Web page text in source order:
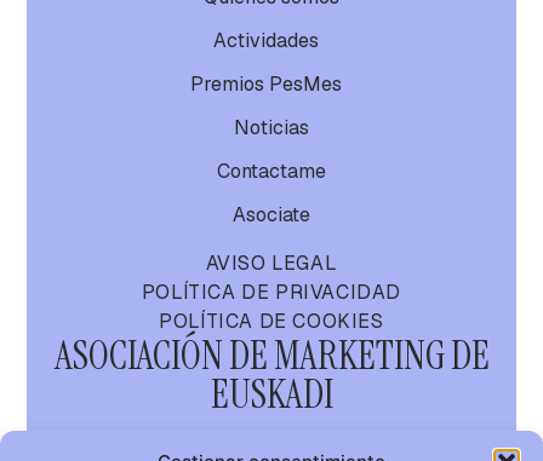
Actividades
Premios PesMes
Noticias
Contactame
Asociate
AVISO LEGAL
POLÍTICA DE PRIVACIDAD
POLÍTICA DE COOKIES
ASOCIACIÓN DE MARKETING DE
EUSKADI